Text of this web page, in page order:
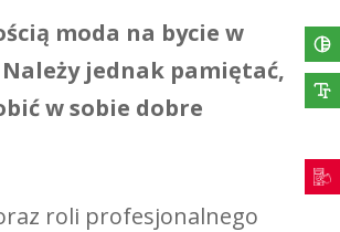
moda na bycie w
jednak pamiętać,
w sobie dobre
roli profesjonalnego